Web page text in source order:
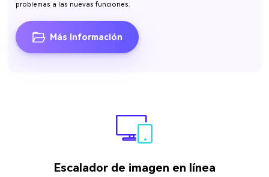
problemas a las nuevas funciones.
Más Información
Escalador de imagen en línea